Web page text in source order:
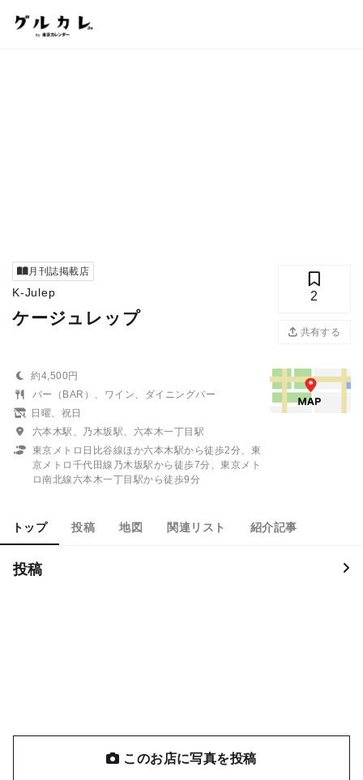
月刊誌掲載店
K-Julep
ケージュレップ
2
共有する
約4,500円
バー（BAR）、ワイン、ダイニングバー
日曜、祝日
六本木駅、乃木坂駅、六本木一丁目駅
東京メトロ日比谷線ほか六本木駅から徒歩2分、東
京メトロ千代田線乃木坂駅から徒歩7分、東京メト
ロ南北線六本木一丁目駅から徒歩9分
トップ 投稿 地図 関連リスト 紹介記事
投稿
このお店に写真を投稿